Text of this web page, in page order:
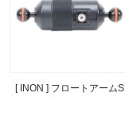
[ INON ] フロートアームS